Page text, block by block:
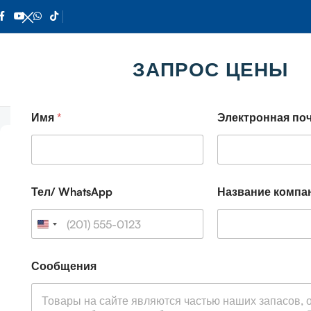
ЗАПРОС ЦЕНЫ
Имя * Электронная
Тел/ WhatsApp Название
о
о
Сообщения